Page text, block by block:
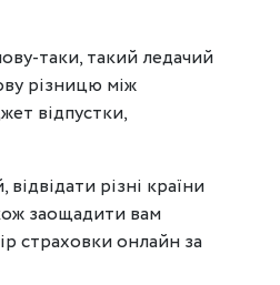
таки, такий ледачий
різницю між
відпустки,
різні країни
заощадити вам
страховки онлайн за